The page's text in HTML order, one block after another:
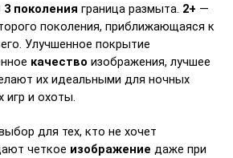
поколения граница размыта. 2+ —
поколения, приближающаяся к
Улучшенное покрытие
качество изображения, лучшее
их идеальными для ночных
игр и охоты.
для тех, кто не хочет
четкое изображение даже при